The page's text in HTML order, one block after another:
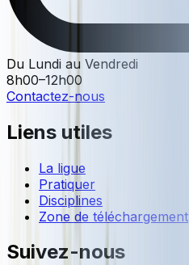
Du Lundi au Vendredi
8h00–12h00
Contactez-nous
Liens utiles
La ligue
Pratiquer
Disciplines
Zone de téléchargement
Suivez-nous